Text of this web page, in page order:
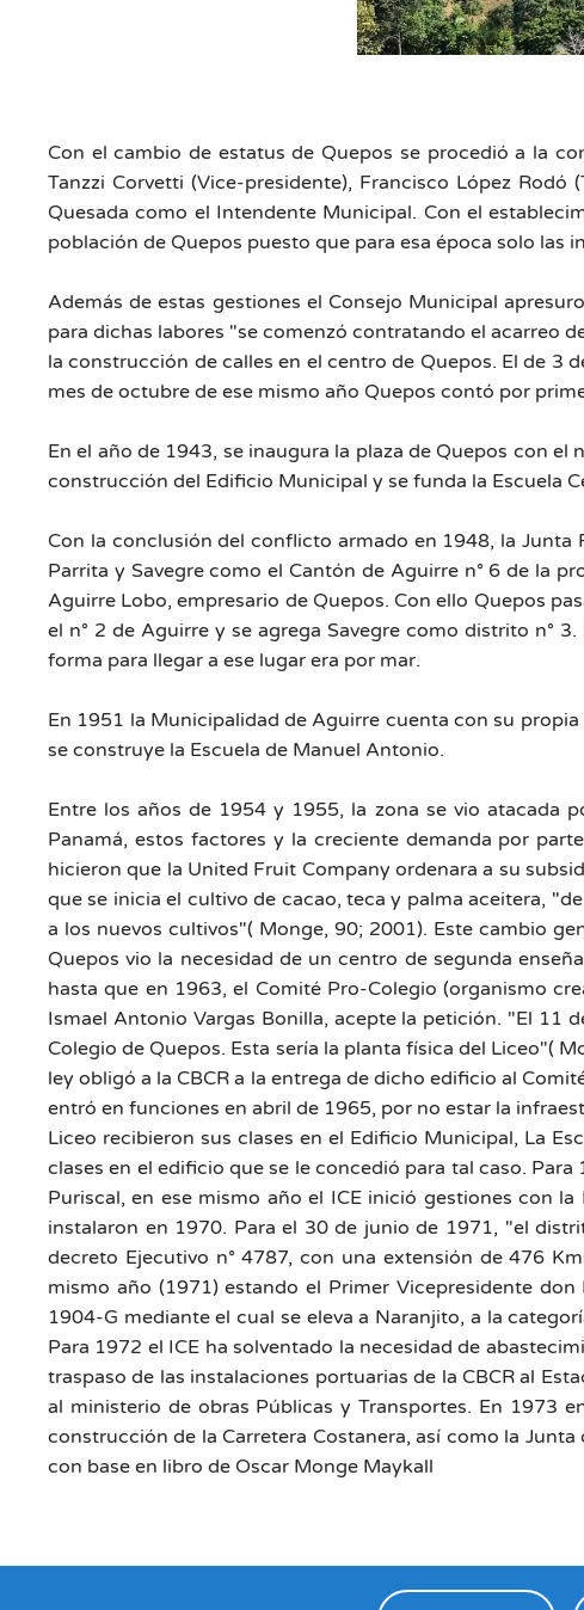
Con el cambio de estatus de Quepos se procedió a la
Tanzzi Corvetti (Vice-presidente), Francisco López Rodó
Quesada como el Intendente Municipal. Con el
población de Quepos puesto que para esa época solo las
Además de estas gestiones el Consejo Municipal
para dichas labores "se comenzó contratando el acarreo
la construcción de calles en el centro de Quepos. El de 3
mes de octubre de ese mismo año Quepos contó por
En el año de 1943, se inaugura la plaza de Quepos con
construcción del Edificio Municipal y se funda la Escuela
Con la conclusión del conflicto armado en 1948, la
Parrita y Savegre como el Cantón de Aguirre n° 6 de la
Aguirre Lobo, empresario de Quepos. Con ello Quepos
el n° 2 de Aguirre y se agrega Savegre como distrito n°
forma para llegar a ese lugar era por mar.
En 1951 la Municipalidad de Aguirre cuenta con su
se construye la Escuela de Manuel Antonio.
Entre los años de 1954 y 1955, la zona se vio atacada
Panamá, estos factores y la creciente demanda por
hicieron que la United Fruit Company ordenara a su
que se inicia el cultivo de cacao, teca y palma aceitera,
a los nuevos cultivos"( Monge, 90; 2001). Este cambio
Quepos vio la necesidad de un centro de segunda
hasta que en 1963, el Comité Pro-Colegio (organismo
Ismael Antonio Vargas Bonilla, acepte la petición. "El 11
Colegio de Quepos. Esta sería la planta física del Liceo"(
ley obligó a la CBCR a la entrega de dicho edificio al
entró en funciones en abril de 1965, por no estar la
Liceo recibieron sus clases en el Edificio Municipal, La
clases en el edificio que se le concedió para tal caso.
Puriscal, en ese mismo año el ICE inició gestiones con
instalaron en 1970. Para el 30 de junio de 1971, "el
decreto Ejecutivo n° 4787, con una extensión de 476
mismo año (1971) estando el Primer Vicepresidente
1904-G mediante el cual se eleva a Naranjito, a la
Para 1972 el ICE ha solventado la necesidad de
traspaso de las instalaciones portuarias de la CBCR al
al ministerio de obras Públicas y Transportes. En 1973
construcción de la Carretera Costanera, así como la
con base en libro de Oscar Monge Maykall